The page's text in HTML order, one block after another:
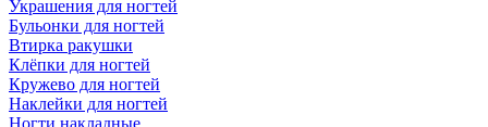
Украшения для ногтей
Бульонки для ногтей
Втирка ракушки
Клёпки для ногтей
Кружево для ногтей
Наклейки для ногтей
Ногти накладные